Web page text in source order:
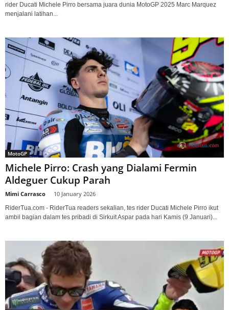
rider Ducati Michele Pirro bersama juara dunia MotoGP 2025 Marc Marquez
menjalani latihan...
MotoGP
Michele Pirro: Crash yang Dialami Fermin
Aldeguer Cukup Parah
Mimi Carrasco 10 January 2026
RiderTua.com - RiderTua readers sekalian, tes rider Ducati Michele Pirro ikut
ambil bagian dalam tes pribadi di Sirkuit Aspar pada hari Kamis (9 Januari)...